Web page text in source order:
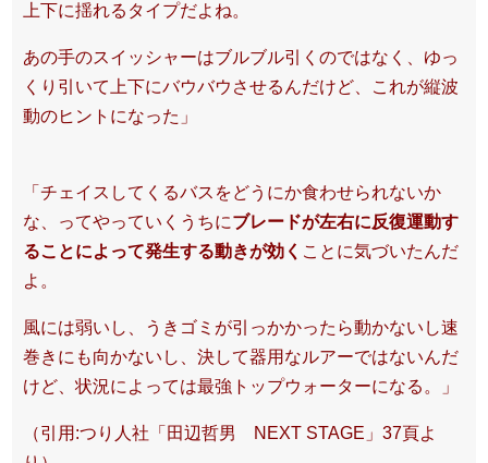
上下に揺れるタイプだよね。
あの手のスイッシャーはブルブル引くのではなく、ゆっ
くり引いて上下にバウバウさせるんだけど、これが縦波
動のヒントになった」
「チェイスしてくるバスをどうにか食わせられないか
な、ってやっていくうちにブレードが左右に反復運動す
ることによって発生する動きが効く ことに気づいたんだ
よ。
風には弱いし、うきゴミが引っかかったら動かないし速
巻きにも向かないし、決して器用なルアーではないんだ
けど、状況によっては最強トップウォーターになる。」
（引用:つり人社「田辺哲男 NEXT STAGE」37頁よ